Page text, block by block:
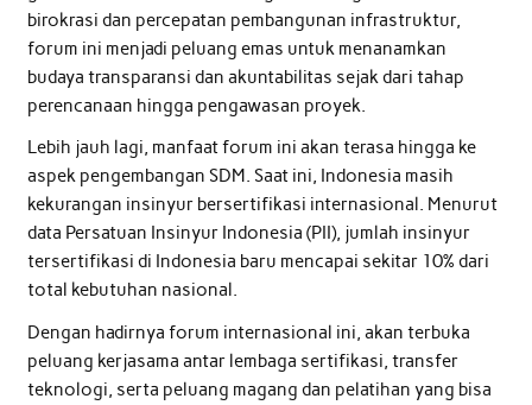
birokrasi dan percepatan pembangunan infrastruktur,
forum ini menjadi peluang emas untuk menanamkan
budaya transparansi dan akuntabilitas sejak dari tahap
perencanaan hingga pengawasan proyek.
Lebih jauh lagi, manfaat forum ini akan terasa hingga ke
aspek pengembangan SDM. Saat ini, Indonesia masih
kekurangan insinyur bersertifikasi internasional. Menurut
data Persatuan Insinyur Indonesia (PII), jumlah insinyur
tersertifikasi di Indonesia baru mencapai sekitar 10% dari
total kebutuhan nasional.
Dengan hadirnya forum internasional ini, akan terbuka
peluang kerjasama antar lembaga sertifikasi, transfer
teknologi, serta peluang magang dan pelatihan yang bisa